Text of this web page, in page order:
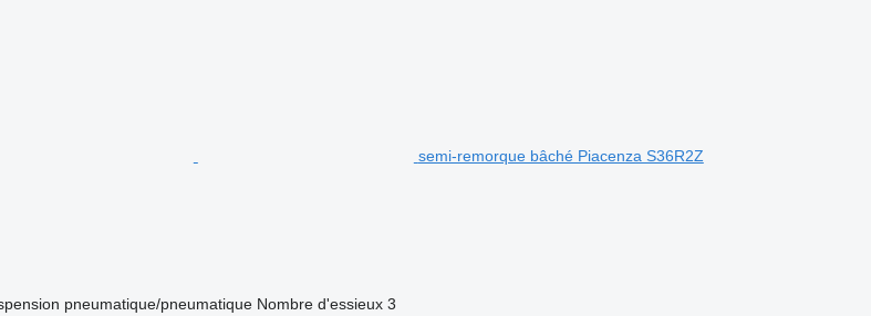
semi-remorque bâché Piacenza S36R2Z
pneumatique/pneumatique Nombre d'essieux 3